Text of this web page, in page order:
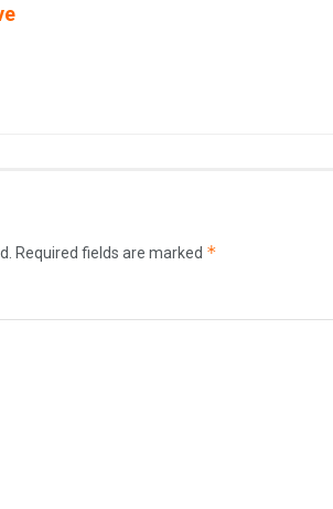
Required fields are marked *